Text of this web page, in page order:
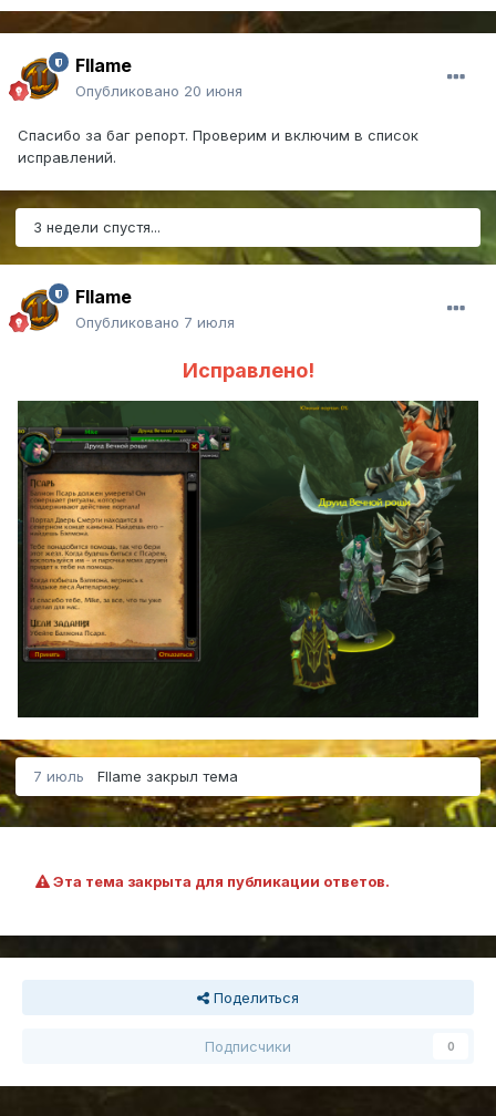
Fllame
Опубликовано 20 июня
Спасибо за баг репорт. Проверим и включим в список
исправлений.
3 недели спустя...
Fllame
Опубликовано 7 июля
Исправлено!
7 июль Fllame закрыл тема
Эта тема закрыта для публикации ответов.
Поделиться
Подписчики 0